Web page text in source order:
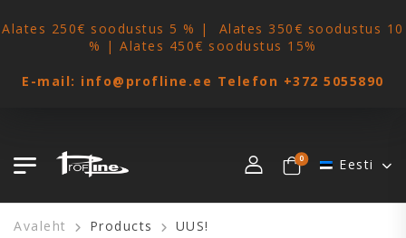
Alates 250€ soodustus 5 % | Alates 350€ soodustus 10
% | Alates 450€ soodustus 15%
E-mail: info@profline.ee Telefon +372 5055890
0 Eesti
Avaleht Products UUS!